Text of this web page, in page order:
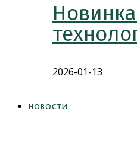
2026-01-13
НОВОСТИ